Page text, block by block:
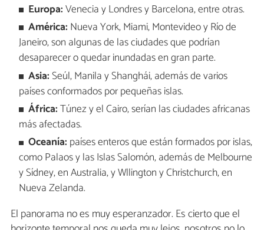
Europa:Venecia y Londres y Barcelona, entre otras.
América: Nueva York, Miami, Montevideo y Río de
Janeiro, son algunas de las ciudades que podrían
desaparecer o quedar inundadas en gran parte.
Asia:Seúl, Manila y Shanghái, además de varios
países conformados por pequeñas islas.
África:Túnez y el Cairo, serían las ciudades africanas
más afectadas.
Oceanía: países enteros que están formados por islas,
como Palaos y las Islas Salomón, además de Melbourne
y Sídney, en Australia, y Wllington y Christchurch, en
Nueva Zelanda.
El panorama no es muy esperanzador. Es cierto que el